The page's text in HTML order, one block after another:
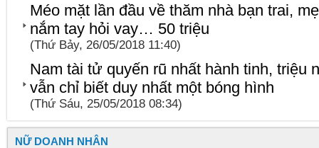
Méo mặt lần đầu về thăm nhà bạn trai,
nắm tay hỏi vay… 50 triệu
(Thứ Bảy, 26/05/2018 11:40)
Nam tài tử quyến rũ nhất hành tinh, triệu
vẫn chỉ biết duy nhất một bóng hình
(Thứ Sáu, 25/05/2018 08:34)
NỮ DOANH NHÂN